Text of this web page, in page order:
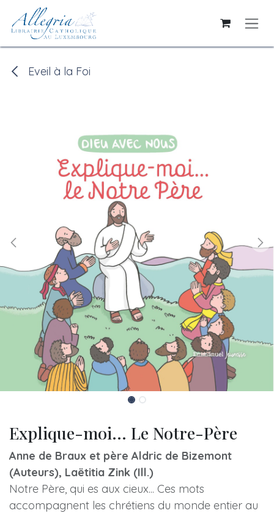
Se rendre au contenu
Eveil à la Foi
Explique-moi... Le Notre-Père
Anne de Braux et père Aldric de Bizemont
(Auteurs), Laëtitia Zink (Ill.)
Notre Père, qui es aux cieux... Ces mots
accompagnent les chrétiens du monde entier au